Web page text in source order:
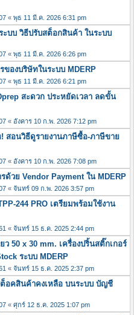
« พุธ 11 มี.ค. 2026 6:31 pm
บบ วิธีปรับสต็อกสินค้า ในระบบ
« พุธ 11 มี.ค. 2026 6:26 pm
องบริษัทในระบบ MDERP
« พุธ 11 มี.ค. 2026 6:21 pm
สะดวก ประหยัดเวลา ลดขั้น
« อังคาร 10 ก.พ. 2026 7:12 pm
สอนวิธีดูรายงานภาษีซื้อ-ภาษีขาย
« อังคาร 10 ก.พ. 2026 7:08 pm
ด้วย Vendor Payment ใน MDERP
« จันทร์ 09 ก.พ. 2026 3:57 pm
244 PRO เตรียมพร้อมใช้งาน
« จันทร์ 15 ธ.ค. 2025 2:44 pm
ว 50 x 30 mm. เครื่องปริ้นสติ๊กเกอร์
ระบบ MDERP
« จันทร์ 15 ธ.ค. 2025 2:37 pm
อคสินค้าคงเหลือ บนระบบ บัญชี
« ศุกร์ 12 ธ.ค. 2025 1:07 pm